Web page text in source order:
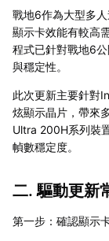
戰地6作為大型多
顯示卡效能有較高
程式已針對戰地6
與穩定性。
此次更新主要針對
炫顯示晶片，帶來
Ultra 200H系列裝
幀數穩定度。
二. 驅動更新
第一步：確認顯示